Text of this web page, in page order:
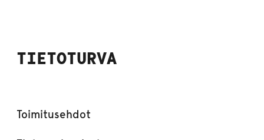
TIETOTURVA
Toimitusehdot